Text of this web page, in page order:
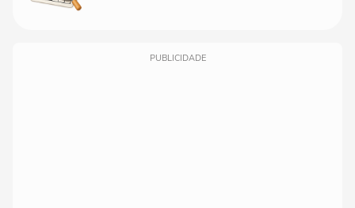
PUBLICIDADE